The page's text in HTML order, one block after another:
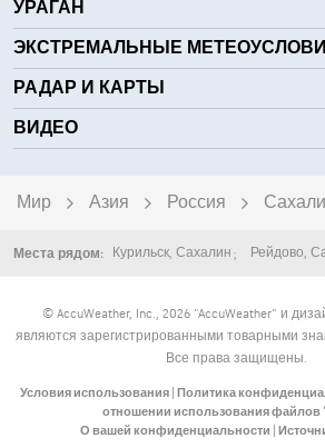
Видимость
Высота облаков
УРАГАН
ЭКСТРЕМАЛЬНЫЕ
РАДАР И КАРТЫ
ВИДЕО
Мир Азия Россия
Места рядом: Курильск, Сахалин Рейдово,
© AccuWeather, Inc., 2026 "AccuWeather" и
являются зарегистрированными товарными
Все права защищены.
Условия использования Политика
отношении использования файлов
О вашей конфиденциальности